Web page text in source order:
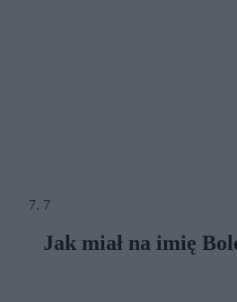
7
Jak miał na imię